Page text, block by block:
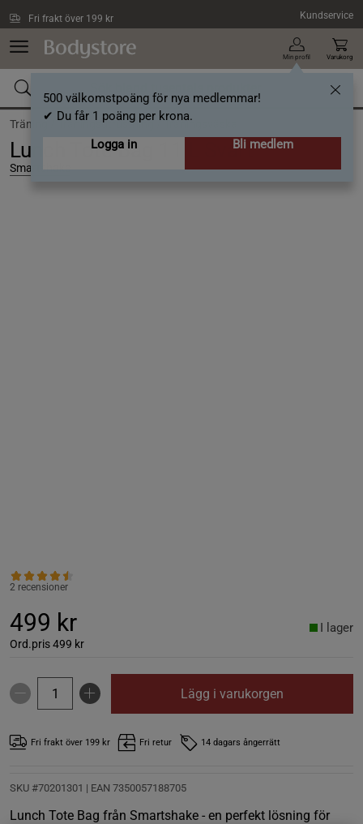
Fri frakt över 199 kr Kundservice
Min profil
500 välkomstpoäng för nya medlemmar!
✔ Du får 1 poäng per krona.
Logga in
Bli medlem
Varukorg
Träning / Träningsutrustning /Träningsväska
Lunch Tote Bag 11 L Svart
Smartshake
2 recensioner
499 kr
Ord.pris499 kr
I lager
Lägg i varukorgen
Fri frakt över 199 kr Fri retur 14 dagars ångerrätt
SKU #70201301 | EAN 7350057188705
Lunch Tote Bag från Smartshake - en perfekt lösning för